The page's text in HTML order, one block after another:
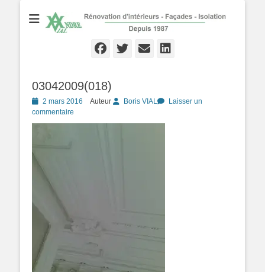
André VIAL
Rénovation d'Intérieurs - Façades - Isolation - Local depuis 1987
Facebook
Twitter
Email
03042009(018)
Posté
le
2 mars 2016 Auteur Boris VIAL
Laisser un
commentaire